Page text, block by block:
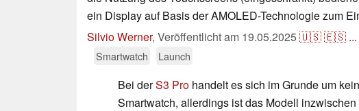
ein Display auf Basis der AMOLED-Technologie zum
Silvio Werner, Veröffentlicht am 19.05.2025🇺🇸🇪🇸 ...
Smartwatch
Launch
Bei derS3 Pro handelt es sich im Grunde um
Smartwatch, allerdings ist das Modell